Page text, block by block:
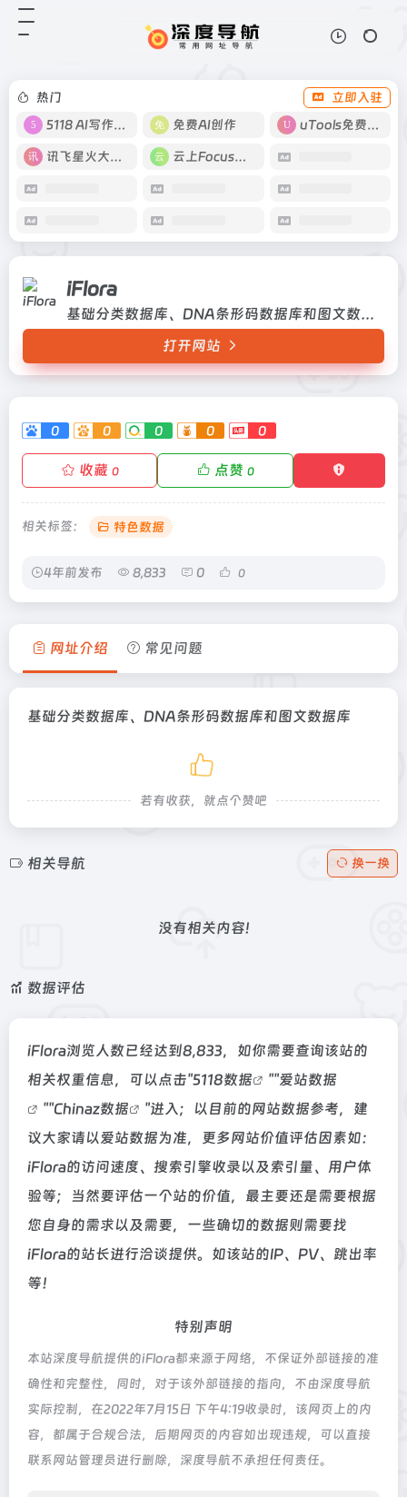
热门
立即入驻
5118 AI写作工具
免费AI创作 uTools免费工具箱
讯飞星火大模型 云上Focus接码
iFlora
基础分类数据库、DNA条形码数据库和图文数据库
打开网站
0 0 0 0 0
收藏 0 点赞 0
相关标签： 特色数据
4年前发布 8,833 0 0
网址介绍 常见问题
基础分类数据库、DNA条形码数据库和图文数据库
若有收获，就点个赞吧
相关导航 换一换
没有相关内容!
数据评估
iFlora浏览人数已经达到8,833，如你需要查询该站的
相关权重信息，可以点击"5118数据 ""爱站数据
""Chinaz数据
"进入；以目前的网站数据参考，建
议大家请以爱站数据为准，更多网站价值评估因素如：
iFlora的访问速度、搜索引擎收录以及索引量、用户体
验等；当然要评估一个站的价值，最主要还是需要根据
您自身的需求以及需要，一些确切的数据则需要找
iFlora的站长进行洽谈提供。如该站的IP、PV、跳出率
等！
特别声明
本站深度导航提供的iFlora都来源于网络，不保证外部链接的准
确性和完整性，同时，对于该外部链接的指向，不由深度导航
实际控制，在2022年7月15日 下午4:19收录时，该网页上的内
容，都属于合规合法，后期网页的内容如出现违规，可以直接
联系网站管理员进行删除，深度导航不承担任何责任。